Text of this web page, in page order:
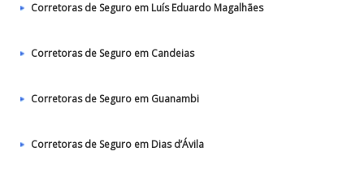
Corretoras de Seguro em Luís Eduardo Magalhães
Corretoras de Seguro em Candeias
Corretoras de Seguro em Guanambi
Corretoras de Seguro em Dias d’Ávila